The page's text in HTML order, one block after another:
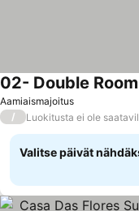
Aamiaismajoitus
02- Double
/ Luokitusta ei ole
Valitse päivät